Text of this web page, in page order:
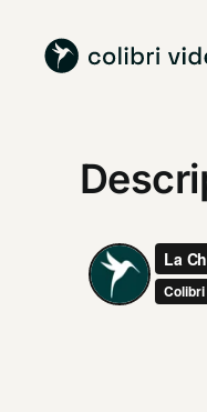
contenu